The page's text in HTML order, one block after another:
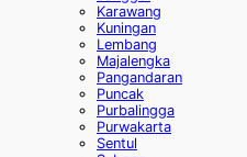
Karawang
Kuningan
Lembang
Majalengka
Pangandaran
Puncak
Purbalingga
Purwakarta
Sentul